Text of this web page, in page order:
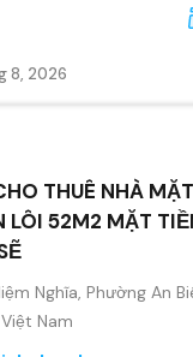
8, 2026
THUÊ NHÀ
LÔI 52M2 MẶT
Nghĩa, Phường An
Nam